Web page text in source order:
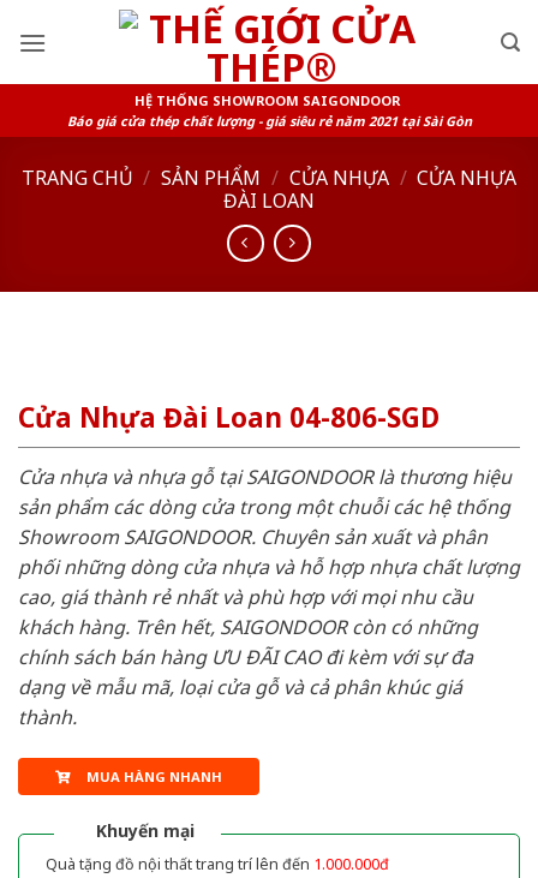
HỆ THỐNG SHOWROOM SAIGONDOOR
Báo giá cửa thép chất lượng - giá siêu rẻ năm 2021 tại Sài Gòn
TRANG CHỦ / SẢN PHẨM / CỬA NHỰA / CỬA NHỰA
ĐÀI LOAN
Cửa Nhựa Đài Loan 04-806-SGD
Cửa nhựa và nhựa gỗ tại SAIGONDOOR là thương hiệu
sản phẩm các dòng cửa trong một chuỗi các hệ thống
Showroom SAIGONDOOR. Chuyên sản xuất và phân
phối những dòng cửa nhựa và hỗ hợp nhựa chất lượng
cao, giá thành rẻ nhất và phù hợp với mọi nhu cầu
khách hàng. Trên hết, SAIGONDOOR còn có những
chính sách bán hàng ƯU ĐÃI CAO đi kèm với sự đa
dạng về mẫu mã, loại cửa gỗ và cả phân khúc giá
thành.
MUA HÀNG NHANH
Khuyến mại
Quà tặng đồ nội thất trang trí lên đến 1.000.000đ